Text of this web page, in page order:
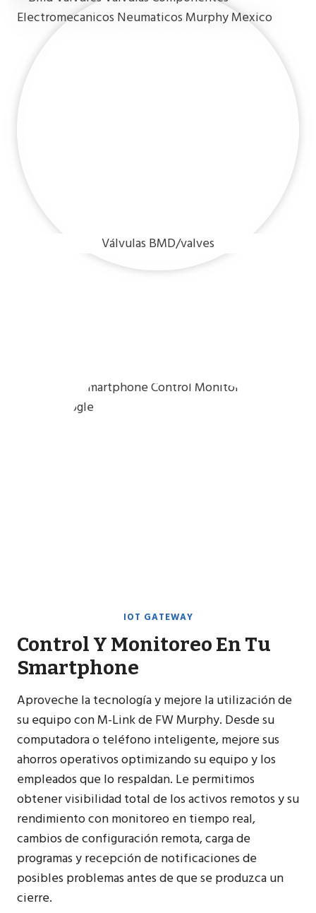
Válvulas BMD/valves
IOT GATEWAY
Control Y Monitoreo En Tu
Smartphone
Aproveche la tecnología y mejore la utilización de
su equipo con M-Link de FW Murphy. Desde su
computadora o teléfono inteligente, mejore sus
ahorros operativos optimizando su equipo y los
empleados que lo respaldan. Le permitimos
obtener visibilidad total de los activos remotos y su
rendimiento con monitoreo en tiempo real,
cambios de configuración remota, carga de
programas y recepción de notificaciones de
posibles problemas antes de que se produzca un
cierre.